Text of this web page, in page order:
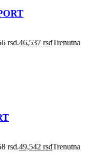
rsd.46,537 rsdTrenutna
rsd.49,542 rsdTrenutna